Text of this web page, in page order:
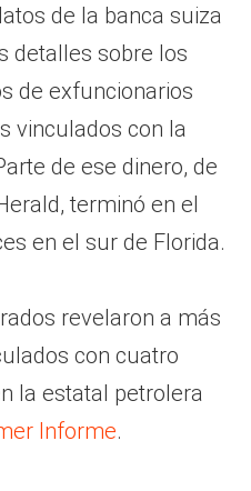
de la banca suiza
detalles sobre los
de exfuncionarios
vinculados con la
de ese dinero, de
terminó en el
en el sur de Florida.
revelaron a más
con cuatro
la estatal petrolera
Informe.